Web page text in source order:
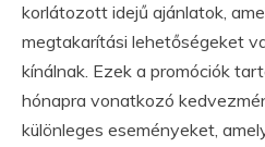
korlátozott idejű ajánlatok,
megtakarítási lehetőségeket
kínálnak. Ezek a promóciók
hónapra vonatkozó
különleges eseményeket,